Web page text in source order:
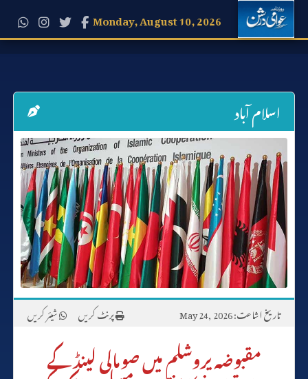
Monday, August 10, 2026
اسلام آباد
تاریخ اشاعت: May 24, 2026 پرنٹ کریں شیئر کریں
مقبوضہ یروشلم میں صومالی لینڈ کے